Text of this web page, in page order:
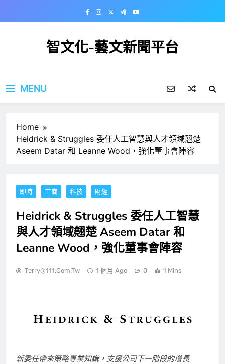
智文化-藝文新聞平台
MENU
Home
Heidrick & Struggles 委任人工智慧與人才領域翹楚
Aseem Datar 和 Leanne Wood，強化董事會陣容
即時 工商 科技 財經
Heidrick & Struggles 委任人工智慧
與人才領域翹楚 Aseem Datar 和
Leanne Wood，強化董事會陣容
Terry@111.com.tw 1 個月 Ago 0 1 Mins
新委任帶來策略專業知識，支援公司下一階段的增長